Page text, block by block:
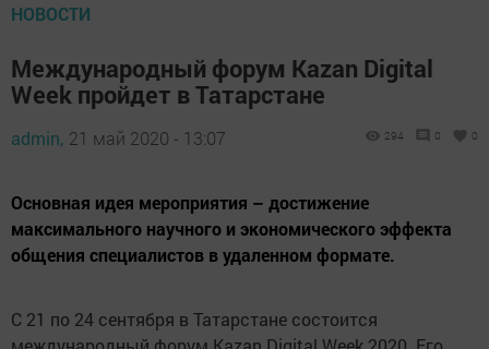
НОВОСТИ
Международный форум Kazan Digital
Week пройдет в Татарстане
admin, 21 май 2020 - 13:07 294 0 0
Основная идея мероприятия – достижение
максимального научного и экономического эффекта
общения специалистов в удаленном формате.
С 21 по 24 сентября в Татарстане состоится